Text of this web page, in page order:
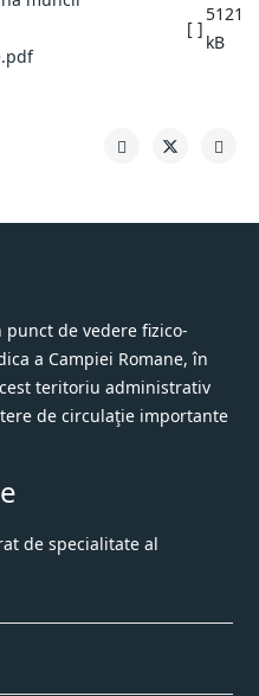
[ ]
5121
kB
de vedere fizico-
a Campiei Romane, în
teritoriu administrativ
de circulaţie importante
de specialitate al